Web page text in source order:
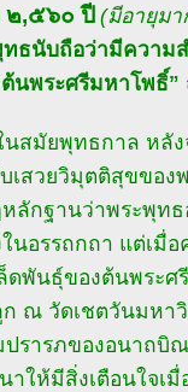
๒,๕๖๐ ปี (มีอายุม
ธนับถือว่ามีความ
ต้นพระศรีมหาโพธิ์
นสมัยพุทธกาล หลั
เสวยวิมุตติสุขของ
ลักฐานว่าพระพุท
นอรรถกถา แต่เมื่
ดพันธุ์ของต้นพระศ
ณ วัดเชตวันมหา
รารภของอนาถบิ
าให้มีสิ่งเตือนใจเ